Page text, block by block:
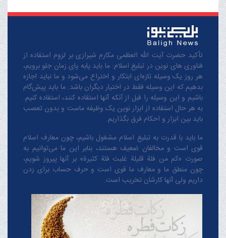
تأکید حضرت آیت الله العظمی مکارم شیرازی بر لزوم استفاده از
فناوری های نوین در تبلیغ اسلام: ما باید پابه پای زمان جلو برویم،
هر روز یک وسیله تازه‌ای ابتکار و اختراع می‌شود و ما نباید اجازه
بدهیم که این وسیله فقط در اختیار دیگران باشد. ما باید پیش‌گام
باشیم و این وسیله را قبل از آنکه آنها استفاده کنند، استفاده کنیم.
به هر حال استفاده از ابزار نوین یک وظیفه ماست و بدون تعصب
باید بین ابزار و احکام فرق بگذاریم.
ما باید با قدرت به تبلیغ اسلام مشغول باشیم، چون معارف اسلام
قوی است و مخالفان ضعیف هستند، بنابر این ما می‌توانیم به
صورت «کم من فئة قلیلة غلبت فئة کثیرة» بر آنها پیروز شویم،
چون منطق‌ ما و معارف ‌ما قوی است و حرف حساب برای زدن
داریم ولی آنها کارشان تخریب است.